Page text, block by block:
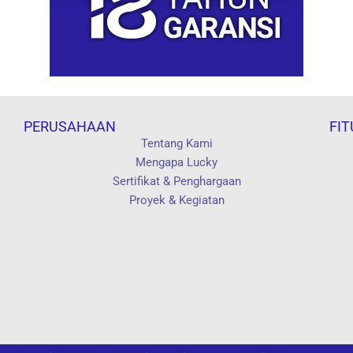
PERUSAHAAN
Tentang Kami
Mengapa Lucky
Sertifikat & Penghargaan
Proyek & Kegiatan